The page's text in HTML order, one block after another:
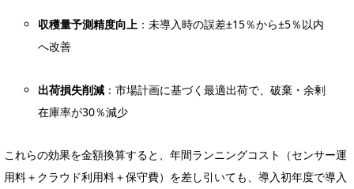
収穫量予測精度向上 ：未導入時の誤差±15％から±5％以内
へ改善
出荷損失削減 ：市場計画に基づく最適出荷で、破棄・余剰
在庫率が30％減少
これらの効果を金額換算すると、年間ランニングコスト（センサー運
用料＋クラウド利用料＋保守費）を差し引いても、導入初年度で導入